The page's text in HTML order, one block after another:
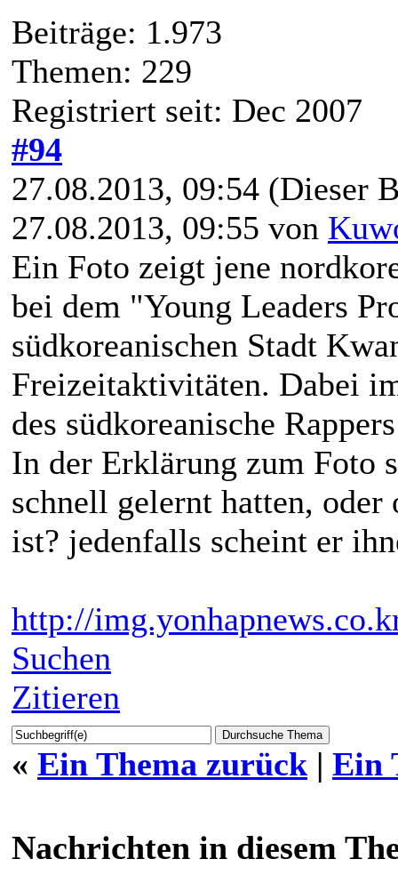
Beiträge: 1.973
Themen: 229
Registriert seit: Dec 2007
#94
27.08.2013, 09:54 (Dieser
27.08.2013, 09:55 von
Ein Foto zeigt jene
bei dem "Young Leaders
südkoreanischen Stadt
Freizeitaktivitäten. Dabei
des südkoreanische
In der Erklärung zum Foto
schnell gelernt hatten,
ist? jedenfalls scheint er
http://
Suchen
Zitieren
« Ein Thema zurück | Ein
Nachrichten in diesem